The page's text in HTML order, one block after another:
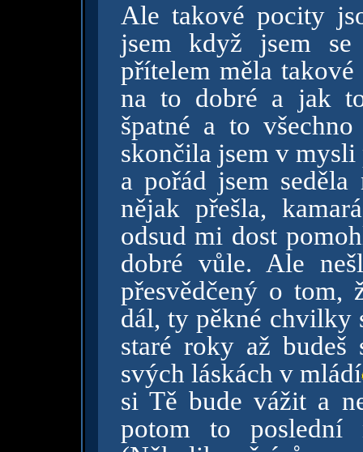
Ale takové pocity
jsem když jsem
přítelem měla
na to dobré a jak
špatné a to
skončila jsem v
a pořád jsem
nějak přešla,
odsud mi dost
dobré vůle. Ale
přesvědčený o tom,
dál, ty pěkné chvilky
staré roky až budeš
svých láskách v mládí
si Tě bude vážit a
potom to poslední